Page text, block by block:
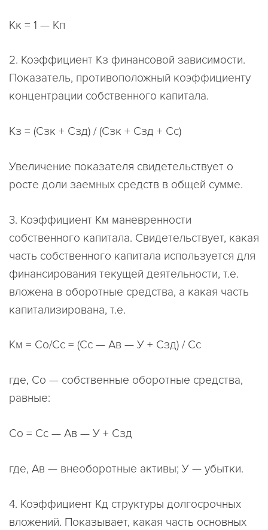
Кк = 1 — Кп
2. Коэффициент Кз финансовой зависимости.
Показатель, противоположный коэффициенту
концентрации собственного капитала.
Кз = (Сзк + Сзд) / (Сзк + Сзд + Сс)
Увеличение показателя свидетельствует о
росте доли заемных средств в общей сумме.
3. Коэффициент Км маневренности
собственного капитала. Свидетельствует, какая
часть собственного капитала используется для
финансирования текущей деятельности, т.е.
вложена в оборотные средства, а какая часть
капитализирована, т.е.
Км = Со/Сс = (Сс — Ав — У + Сзд) / Сс
где, Со — собственные оборотные средства,
равные:
Со = Сс — Ав — У + Сзд
где, Ав — внеоборотные активы; У — убытки.
4. Коэффициент Кд структуры долгосрочных
вложений. Показывает, какая часть основных